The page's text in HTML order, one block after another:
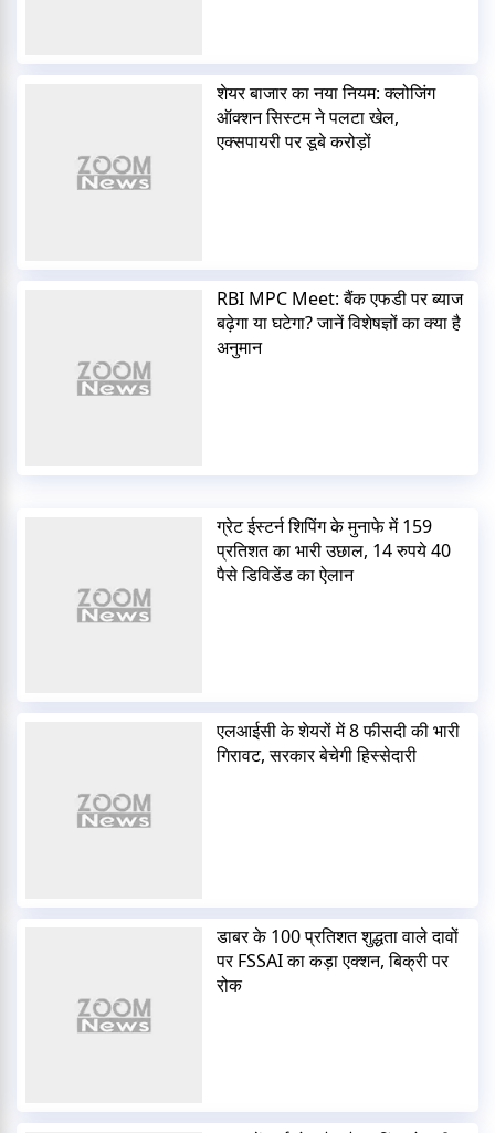
शेयर बाजार का नया नियम: क्लोजिंग
ऑक्शन सिस्टम ने पलटा खेल,
एक्सपायरी पर डूबे करोड़ों
RBI MPC Meet: बैंक एफडी पर ब्याज
बढ़ेगा या घटेगा? जानें विशेषज्ञों का क्या है
अनुमान
ग्रेट ईस्टर्न शिपिंग के मुनाफे में 159
प्रतिशत का भारी उछाल, 14 रुपये 40
पैसे डिविडेंड का ऐलान
एलआईसी के शेयरों में 8 फीसदी की भारी
गिरावट, सरकार बेचेगी हिस्सेदारी
डाबर के 100 प्रतिशत शुद्धता वाले दावों
पर FSSAI का कड़ा एक्शन, बिक्री पर
रोक